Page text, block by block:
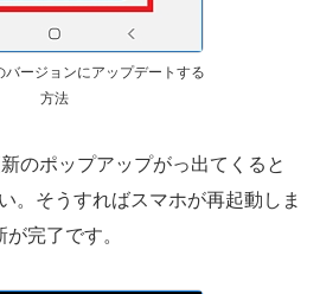
バージョンにアップデートする
方法
のポップアップがっ出てくると
。そうすればスマホが再起動しま
完了です。